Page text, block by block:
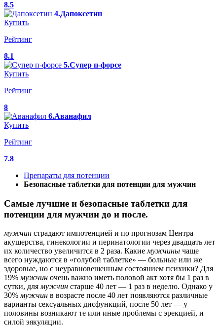
8.5
4.Дапоксетин
Купить
Рейтинг
8.1
5.Супер п-форсе
Купить
Рейтинг
8
6.Аванафил
Купить
Рейтинг
7.8
Препараты для потенции
Безопасные таблетки для потенции для мужчин
Самые лучшие и безопасные таблетки для
потенции для мужчин до и после.
мужчин страдают импотенцией и по прогнозам Центра
акушерства, гинекологии и перинатологии через двадцать лет
их количество увеличится в 2 раза. Какиемужчины чаще
всего нуждаются в «голубой таблетке» — больные или же
здоровые, но с неуравновешенным состоянием психики? Для
19%мужчин очень важно иметь половой акт хотя бы 1 раз в
сутки, длямужчин старше 40 лет — 1 раз в неделю. Однако у
30%мужчин в возрасте после 40 лет появляются различные
варианты сексуальных дисфункций, после 50 лет — у
половины возникают те или иные проблемы с эрекцией, и
силой эякуляции.